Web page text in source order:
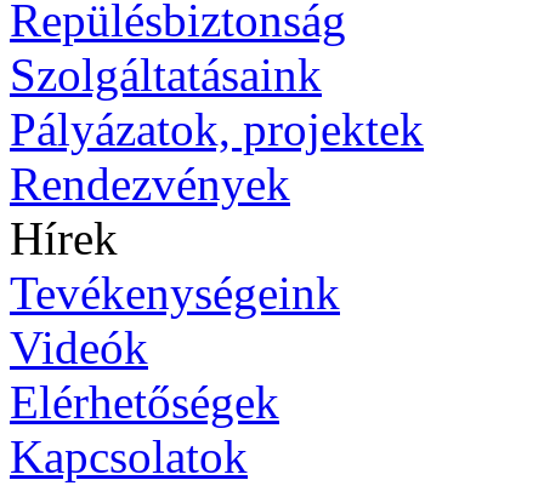
Repülésbiztonság
Szolgáltatásaink
Pályázatok, projektek
Rendezvények
Hírek
Tevékenységeink
Videók
Elérhetőségek
Kapcsolatok